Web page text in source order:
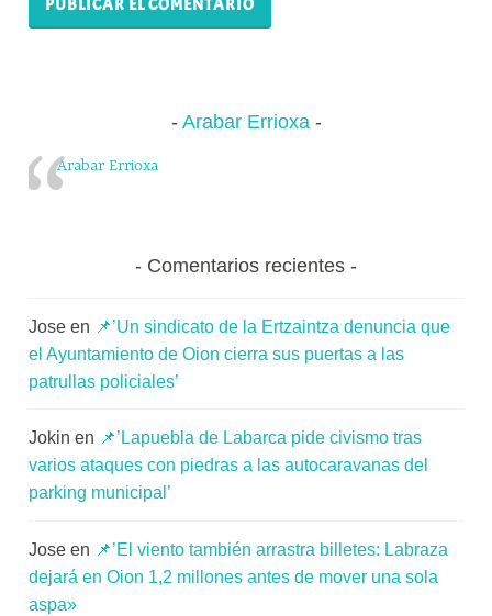
Arabar Errioxa
Arabar Errioxa
Comentarios recientes
Jose en 📌’Un sindicato de la Ertzaintza denuncia que
el Ayuntamiento de Oion cierra sus puertas a las
patrullas policiales’
Jokin en 📌’Lapuebla de Labarca pide civismo tras
varios ataques con piedras a las autocaravanas del
parking municipal’
Jose en 📌’El viento también arrastra billetes: Labraza
dejará en Oion 1,2 millones antes de mover una sola
aspa»